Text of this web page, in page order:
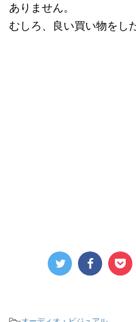
ありません。
むしろ、良い買い物をし